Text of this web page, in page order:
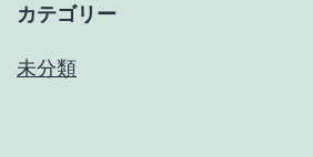
カテゴリー
未分類